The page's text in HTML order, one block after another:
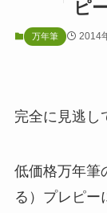
ピ
万年筆 2014
完全に見逃し
低価格万年筆
る）プレピー